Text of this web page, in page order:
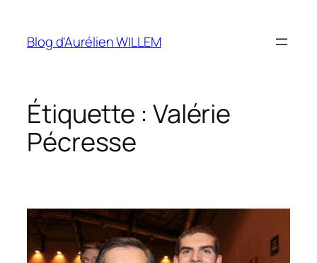
contenu
Blog d'Aurélien WILLEM
Étiquette : Valérie
Pécresse